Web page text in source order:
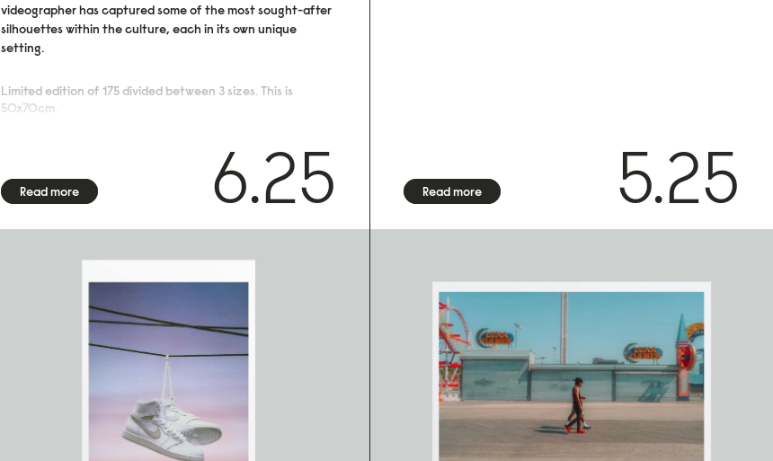
videographer has captured some of the most sought-after
silhouettes within the culture, each in its own unique
setting.
Limited edition of 175 divided between 3 sizes. This is
50x70cm.
Read more 6.25 Read more 5.25